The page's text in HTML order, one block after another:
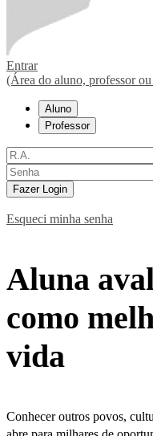
Entrar
(Área do aluno, professor
Aluno
Professor
Fazer Login
Esqueci minha senha
Aluna
como
vida
Conhecer outros povos,